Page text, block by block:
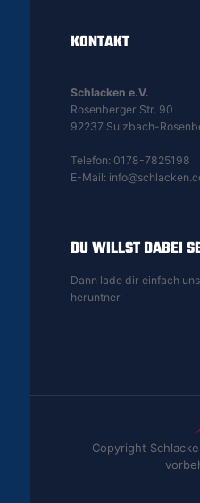
KONTAKT
Schlacken e.V.
Rosenberger Str. 90
92237 Sulzbach-
Telefon: 0178-7825198
E-Mail:
DU WILLST DABEI
Dann lade dir einfach
heruntner
Copyright